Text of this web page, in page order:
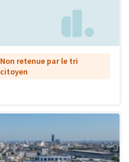
Non retenue par le tri
citoyen